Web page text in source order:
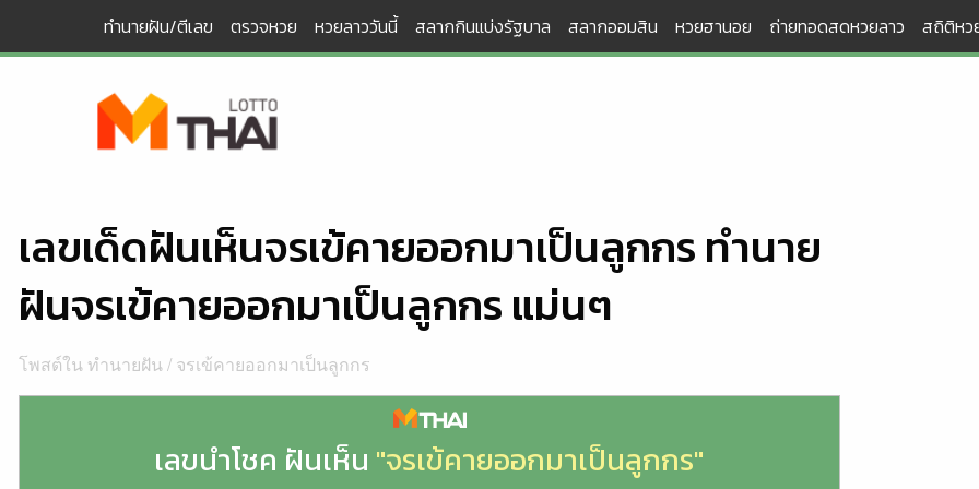
content
ทำนายฝัน/ตีเลข ตรวจหวย หวยลาววันนี้ สลากกินแบ่งรัฐบาล สลากออมสิน หวยฮานอย ถ่ายทอดสดหวยลาว สถิติหว
เลขเด็ดฝันเห็นจรเข้คายออกมาเป็นลูกกร ทำนาย
ฝันจรเข้คายออกมาเป็นลูกกร แม่นๆ
โพสต์ใน ทำนายฝัน/ จรเข้คายออกมาเป็นลูกกร
เลขนำโชค ฝันเห็น "จรเข้คายออกมาเป็นลูกกร"